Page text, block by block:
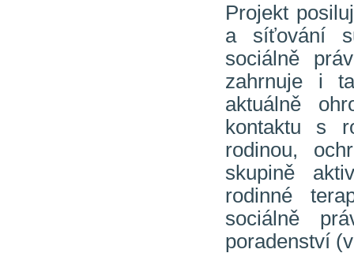
Projekt
a síťování
sociálně
zahrnuje i
aktuálně
kontaktu s
rodinou,
skupině
rodinné
sociálně
poradenství